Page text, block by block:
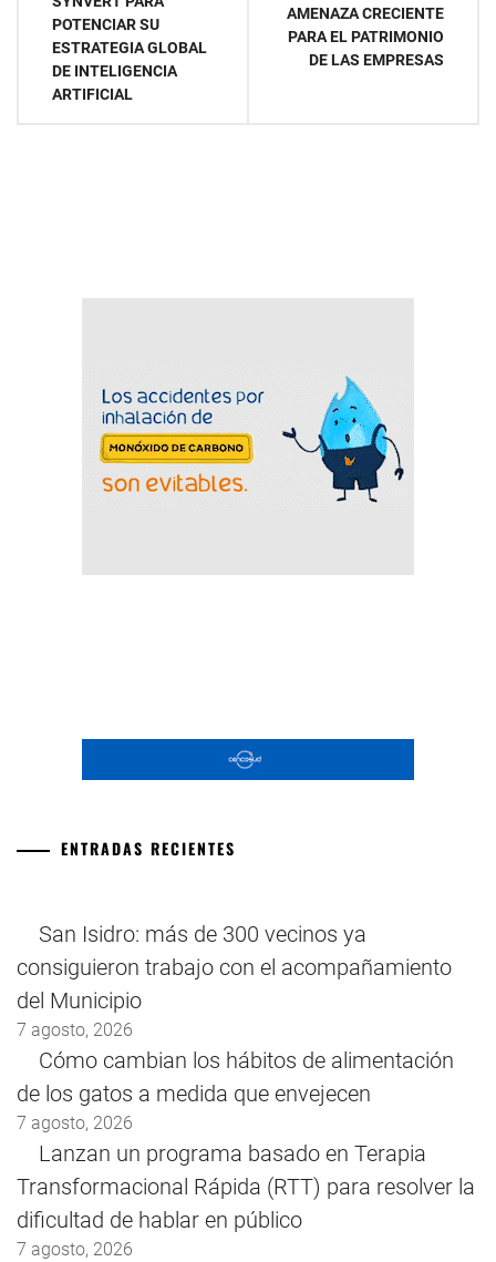
entradas
POTENCIAR SU
ESTRATEGIA GLOBAL
DE INTELIGENCIA
ARTIFICIAL
AMENAZA CRECIENTE
PARA EL PATRIMONIO
DE LAS EMPRESAS
ENTRADAS RECIENTES
San Isidro: más de 300 vecinos ya
consiguieron trabajo con el acompañamiento
del Municipio
7 agosto, 2026
Cómo cambian los hábitos de alimentación
de los gatos a medida que envejecen
7 agosto, 2026
Lanzan un programa basado en Terapia
Transformacional Rápida (RTT) para resolver la
dificultad de hablar en público
7 agosto, 2026